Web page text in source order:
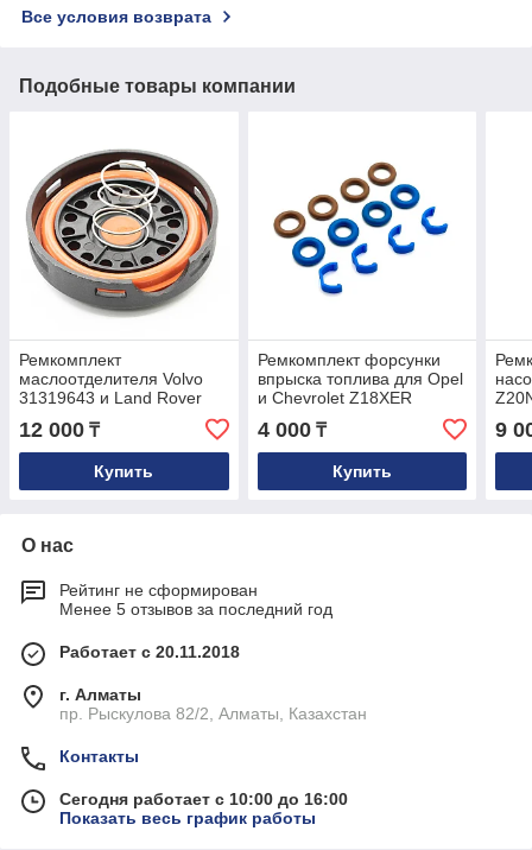
Все условия возврата
Подобные товары компании
Ремкомплект
маслоотделителя Volvo
31319643 и Land Rover
LR023777
12 000 ₸
Купить
Ремкомплект форсунки
впрыска топлива для Opel
и Chevrolet Z18XER
55353806
4 000₸
Купить
9
О нас
Рейтинг не сформирован
Менее 5 отзывов за последний год
Работает с 20.11.2018
г. Алматы
пр. Рыскулова 82/2, Алматы, Казахстан
Контакты
Сегодня работает с 10:00 до 16:00
Показать весь график работы